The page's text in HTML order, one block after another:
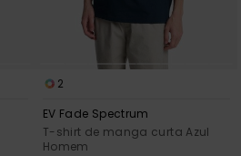
2
EV Fade Spectrum
T-shirt de manga curta Azul
Homem